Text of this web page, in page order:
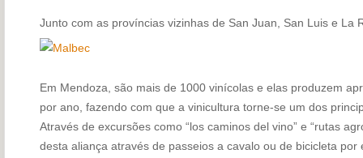
Junto com as províncias vizinhas de San Juan, San Luis e La
Em Mendoza, são mais de 1000 vinícolas e elas produzem
por ano, fazendo com que a vinicultura torne-se um dos
Através de excursões como “los caminos del vino” e “rutas
desta aliança através de passeios a cavalo ou de bicicleta